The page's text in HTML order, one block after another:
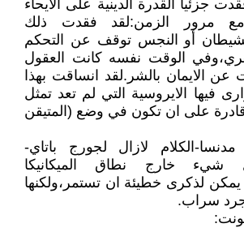
جزئيا القدرة الدينية على الايحاء
مرور الزمن:لقد فقدت ذلك
أو النجس توقف عن التحكم
الوقت نفسه كانت العقول
عن الايمان بالشر.لقد انساقت بهذا
فيها الايروسية التي لم تعد تمثل
قادرة على ان تكون في وضع (المتيقن
الكلام لازال لجورج باتاي-
شيء خارج نطاق الميكانيكا
يمكن لذكرى خطيئة ان تستمر،ولكنها
سراب.